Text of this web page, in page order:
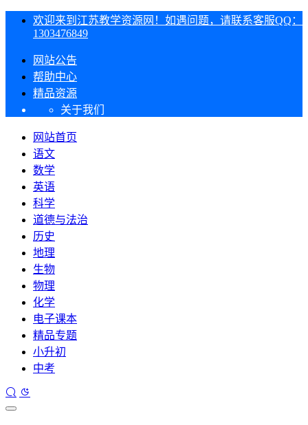
欢迎来到江苏教学资源网！如遇问题，请联系客服QQ：
1303476849
网站公告
帮助中心
精品资源
关于我们
网站首页
语文
数学
英语
科学
道德与法治
历史
地理
生物
物理
化学
电子课本
精品专题
小升初
中考